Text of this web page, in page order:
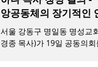
앙공동체의 장기적인
선”
서울 강동구 명일동 명성교
경종 목사)가 19일 공동의회